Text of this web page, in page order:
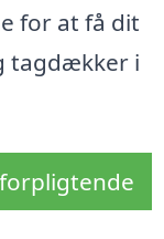
for at få dit
tagdækker i